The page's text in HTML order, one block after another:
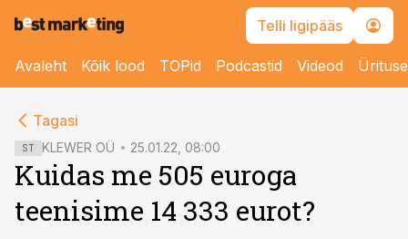
Telli ligipääs
Avaleht Kõik lood TOPid Podcastid Videod
Tagasi
ST KLEWER OÜ 25.01.22, 08:00
Kuidas me 505 euroga
teenisime 14 333 eurot?